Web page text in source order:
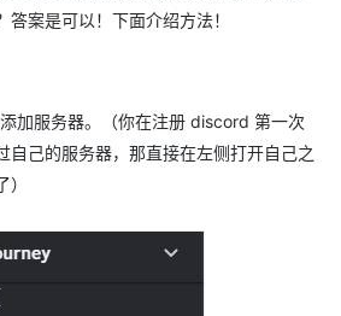
案是可以！下面介绍方法！
加服务器。（你在注册 discord 第一次
自己的服务器，那直接在左侧打开自己之